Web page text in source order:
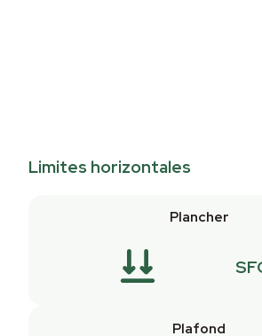
Limites horizontales
Plancher
Plafond